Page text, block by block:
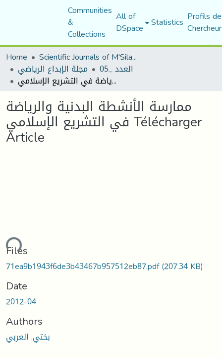
Communities
&
Collections
All of
DSpace Statistics Profils
Home
Scientific Journals of M'Sila University
مجلة الإبداع الرياضي العدد _05
ممارسة الأنشطة البدنية والرياضة في التشريع الإسلامي Télécharger Article
ممارسة الأنشطة البدنية والرياضة
في التشريع الإسلامي Télécharger
Article
Files
71ea9b1943f6de3b43467b957512eb87.pdf(207.34 KB)
Date
2012-04
Authors
بختي, العربي